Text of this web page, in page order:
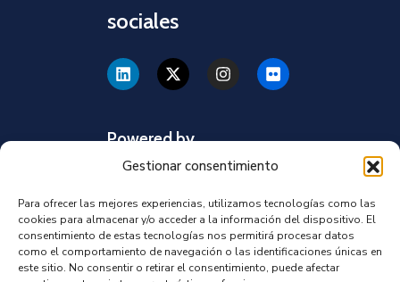
Gestionar consentimiento
Para ofrecer las mejores experiencias, utilizamos tecnologías como las
cookies para almacenar y/o acceder a la información del dispositivo. El
consentimiento de estas tecnologías nos permitirá procesar datos
como el comportamiento de navegación o las identificaciones únicas en
este sitio. No consentir o retirar el consentimiento, puede afectar
sociales
Powered by